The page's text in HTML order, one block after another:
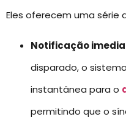
Eles oferecem uma série
Notificação
disparado, o
instantânea para o
permitindo que o